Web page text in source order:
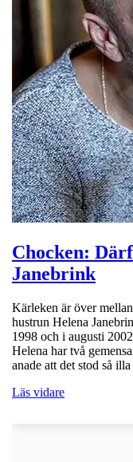
Chocken:
Janebrink
Kärleken är över
hustrun Helena
1998 och i augusti
Helena har två
anade att det stod så
Läs vidare